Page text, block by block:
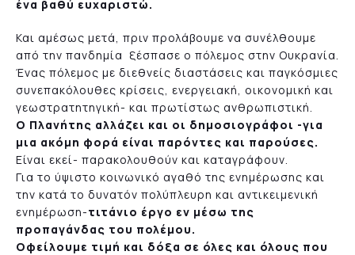
ένα βαθύ ευχαριστώ.
Και αμέσως μετά, πριν προλάβουμε να συνέλθουμε
από την πανδημία ξέσπασε ο πόλεμος στην Ουκρανία.
Ένας πόλεμος με διεθνείς διαστάσεις και παγκόσμιες
συνεπακόλουθες κρίσεις, ενεργειακή, οικονομική και
γεωστρατητηγική- και πρωτίστως ανθρωπιστική.
Ο Πλανήτης αλλάζει και οι δημοσιογράφοι -για
μια ακόμη φορά είναι παρόντες και παρούσες.
Είναι εκεί- παρακολουθούν και καταγράφουν.
Για το ύψιστο κοινωνικό αγαθό της ενημέρωσης και
την κατά το δυνατόν πολύπλευρη και αντικειμενική
ενημέρωση-τιτάνιο έργο εν μέσω της
προπαγάνδας του πολέμου.
Οφείλουμε τιμή και δόξα σε όλες και όλους που